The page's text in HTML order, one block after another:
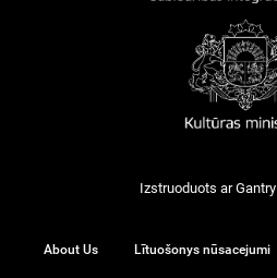
Izstruoduots arGantry
About Us Lītuošonys nūsacejumi